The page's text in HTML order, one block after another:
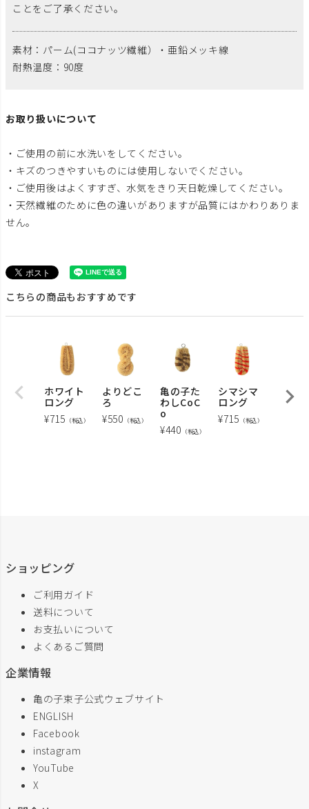
ことをご了承ください。
素材：パーム(ココナッツ繊維）・亜鉛メッキ線
耐熱温度：90度
お取り扱いについて
・ご使用の前に水洗いをしてください。
・キズのつきやすいものには使用しないでください。
・ご使用後はよくすすぎ、水気をきり天日乾燥してください。
・天然繊維のために色の違いがありますが品質にはかわりありま
せん。
こちらの商品もおすすめです
ホワイト
ロング
¥715 （税込）
よりどこ
ろ
¥550 （税込）
亀の子た
わしCoC
o
¥440 （税込）
シマシマ
ロング
¥715 （税込）
シマ
ミニ
ショッピング
ご利用ガイド
送料について
お支払いについて
よくあるご質問
企業情報
亀の子束子公式ウェブサイト
ENGLISH
Facebook
instagram
YouTube
X